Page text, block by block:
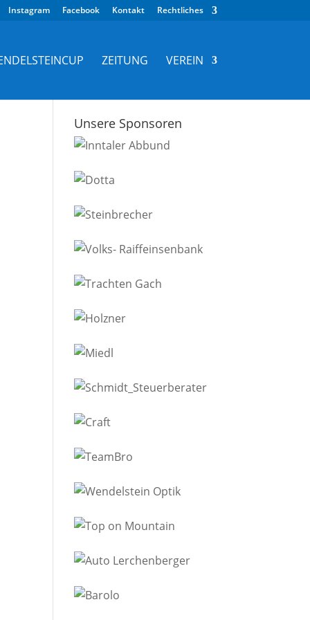
Instagram Facebook Kontakt Rechtliches
ZEITUNG VEREIN
Unsere Sponsoren